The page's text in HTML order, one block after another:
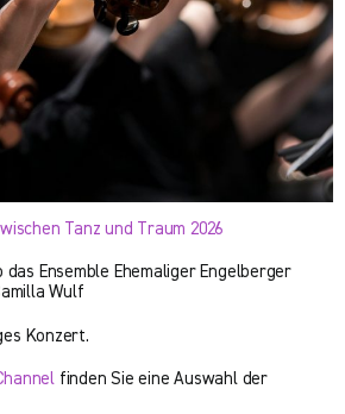
Tanz und Traum 2026
das Ensemble Ehemaliger Engelberger
Wulf
Konzert.
finden Sie eine Auswahl der